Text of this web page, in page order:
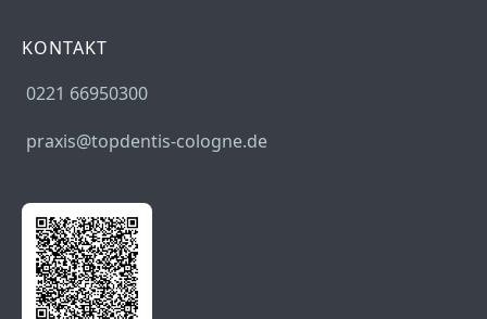
KONTAKT
0221 66950300
praxis@topdentis-cologne.de